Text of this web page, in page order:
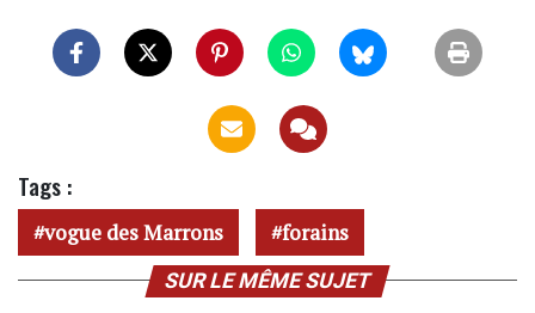
Tags :
vogue des Marrons forains
SUR LE MÊME SUJET